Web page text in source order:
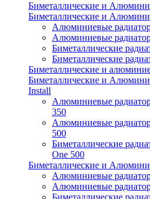
Биметаллические и
Биметаллические и
Алюминиевые
Алюминиевые
Биметаллические
Биметаллические
Биметаллические и
Биметаллические и
Install
Алюминиевые
350
Алюминиевые
500
Биметаллические
One 500
Биметаллические и
Алюминиевые
Алюминиевые
Биметаллические